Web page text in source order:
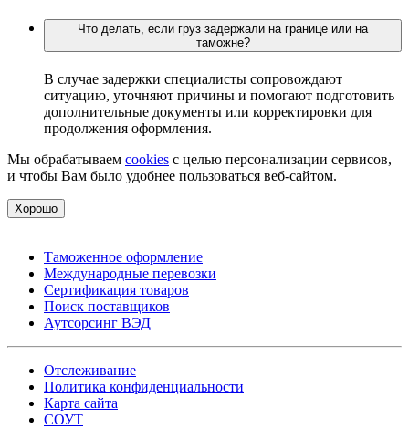
Что делать, если груз задержали на границе или на
таможне?
В случае задержки специалисты сопровождают
ситуацию, уточняют причины и помогают подготовить
дополнительные документы или корректировки для
продолжения оформления.
Мы обрабатываем cookies с целью персонализации сервисов,
и чтобы Вам было удобнее пользоваться веб-сайтом.
Хорошо
Таможенное оформление
Международные перевозки
Сертификация товаров
Поиск поставщиков
Аутсорсинг ВЭД
Отслеживание
Политика конфиденциальности
Карта сайта
СОУТ